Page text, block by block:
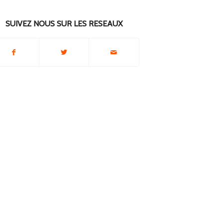
SUIVEZ NOUS SUR LES RESEAUX